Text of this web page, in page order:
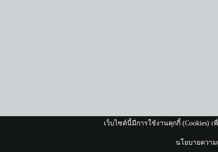
เว็บไซต์นี้มีการใช้งานคุกกี้ (Cookies)
นโยบายควา